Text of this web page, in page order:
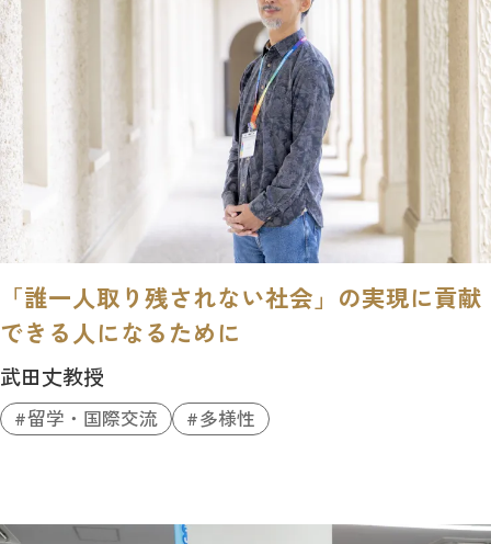
「誰一人取り残されない社会」の実現に貢献
できる人になるために
武田丈教授
留学・国際交流 多様性